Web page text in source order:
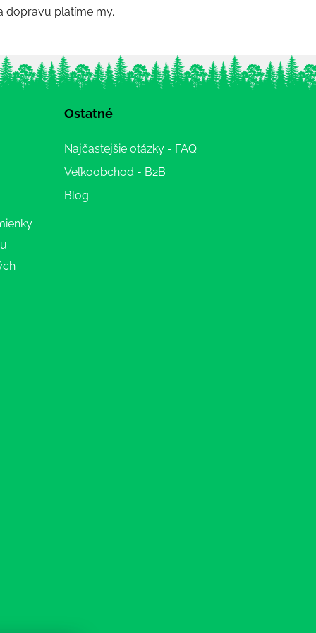
dopravu platíme my.
Ostatné
Najčastejšie otázky - FAQ
Veľkoobchod - B2B
Blog